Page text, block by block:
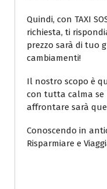
Quindi, con TAXI
richiesta, ti
prezzo sarà di tuo
cambiamenti!
Il nostro scopo è
con tutta calma se
affrontare sarà
Conoscendo in
Risparmiare e